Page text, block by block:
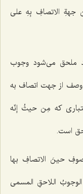
جهةِ الاتصافِ بِهِ على
ملحق می‌شود وجوب
وصف از جهت اتصاف به
که مِن حیثُ إنّه
است.
حینَ الاتصافِ بها
اللاحقِ المسمى